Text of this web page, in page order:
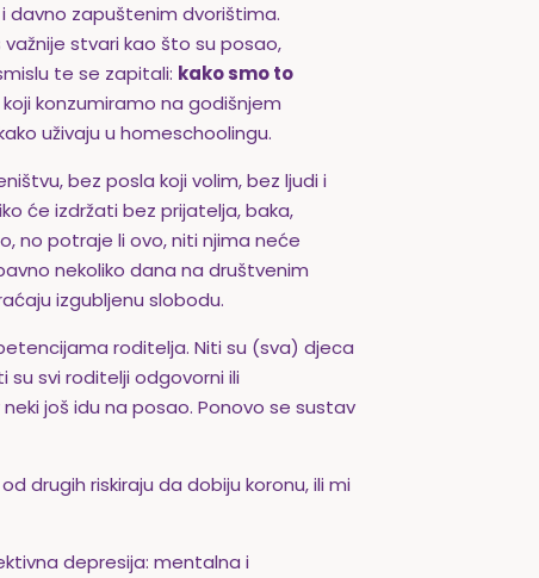
davno zapuštenim dvorištima.
stvari kao što su posao,
te se zapitali: kako smo to
konzumiramo na godišnjem
uživaju u homeschoolingu.
bez posla koji volim, bez ljudi i
će izdržati bez prijatelja, baka,
no potraje li ovo, niti njima neće
nekoliko dana na društvenim
izgubljenu slobodu.
roditelja. Niti su (sva) djeca
svi roditelji odgovorni ili
još idu na posao. Ponovo se sustav
drugih riskiraju da dobiju koronu, ili mi
depresija: mentalna i